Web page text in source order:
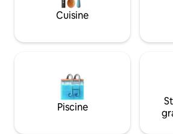
aider, mais seulement si demandé -
votre vie privée est notre priorité. Le
Cuisine
Piscine